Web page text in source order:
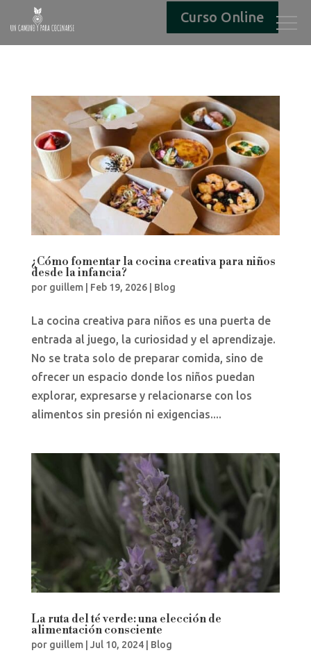
Curso Online
¿Cómo fomentar la cocina creativa para niños
desde la infancia?
por guillem| Feb 19, 2026| Blog
La cocina creativa para niños es una puerta de
entrada al juego, la curiosidad y el aprendizaje.
No se trata solo de preparar comida, sino de
ofrecer un espacio donde los niños puedan
explorar, expresarse y relacionarse con los
alimentos sin presión ni exigencias....
La ruta del té verde: una elección de
alimentación consciente
por guillem| Jul 10, 2024| Blog